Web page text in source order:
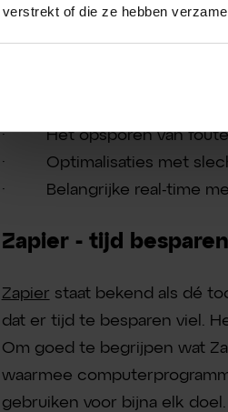
verstrekt of die ze hebben
· Prestatie- en
·
· Hulpprogramma’s voor
· Het opsporen van fouten
· Optimalisaties met
· Belangrijke real-time
Zapier - tijd
Zapier staat bekend als dé
dat er tijd te besparen viel.
Om goed te begrijpen wat
waarmee
gebruiken voor bijna elk